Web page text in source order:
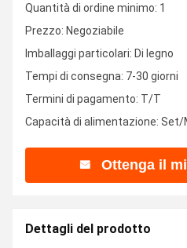
Quantità di ordine minimo: 1
Prezzo: Negoziabile
Imballaggi particolari: Di legno
Tempi di consegna: 7-30 giorni
Termini di pagamento: T/T
Capacità di alimentazione: Set/
Ottenga il
Dettagli del prodotto